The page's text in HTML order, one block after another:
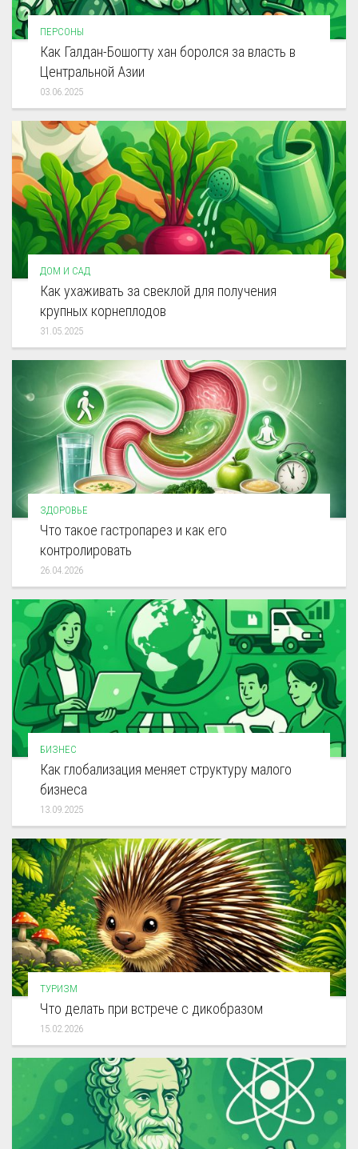
ПЕРСОНЫ
Как Галдан-Бошогту хан боролся за власть в
Центральной Азии
03.06.2025
ДОМ И САД
Как ухаживать за свеклой для получения
крупных корнеплодов
31.05.2025
ЗДОРОВЬЕ
Что такое гастропарез и как его
контролировать
26.04.2026
БИЗНЕС
Как глобализация меняет структуру малого
бизнеса
13.09.2025
ТУРИЗМ
Что делать при встрече с дикобразом
15.02.2026